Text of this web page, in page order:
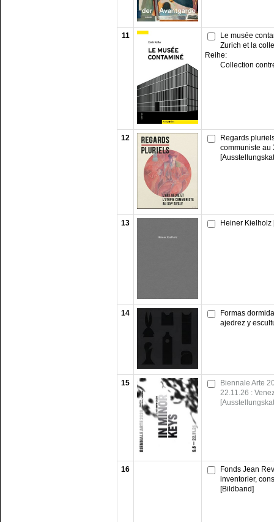
11
Le musée
Zurich et la
Reihe:
Collection
12
Regards
communiste au
13 Heiner Kielholz
14
Formas
ajedrez y
15
Biennale Arte
22.11.26 :
16
Fonds Jean
inventorier,
[Bildband]